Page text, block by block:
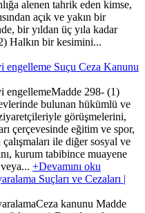
alenen tahrik eden kimse,
açık ve yakın bir
bir yıldan üç yıla kadar
Halkın bir kesimini...
engelleme Suçu Ceza Kanunu
engellemeMadde 298- (1)
bulunan hükümlü ve
görüşmelerini,
çerçevesinde eğitim ve spor,
ile diğer sosyal ve
kurum tabibince muayene
+Devamını oku
Suçları ve Cezaları |
kanunu Madde